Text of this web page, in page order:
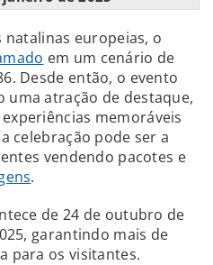
europeias, o
em um cenário de
Desde então, o evento
uma atração de destaque,
memoráveis
celebração pode ser a
vendendo pacotes e
.
de 24 de outubro de
garantindo mais de
para os visitantes.